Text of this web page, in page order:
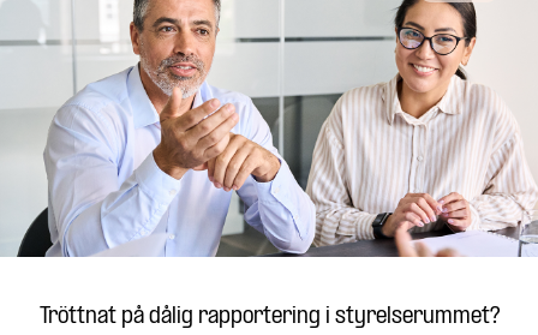
Tröttnat på dålig rapportering i styrelserummet?